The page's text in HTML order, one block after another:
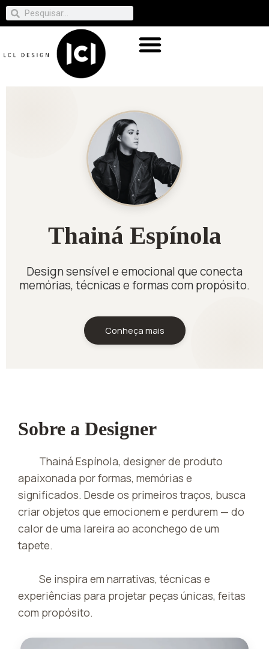
Thainá Espínola
Design sensível e emocional que conecta
memórias, técnicas e formas com propósito.
Conheça mais
Sobre a Designer
Thainá Espínola, designer de produto
apaixonada por formas, memórias e
significados. Desde os primeiros traços, busca
criar objetos que emocionem e perdurem — do
calor de uma lareira ao aconchego de um
tapete.
Se inspira em narrativas, técnicas e
experiências para projetar peças únicas, feitas
com propósito.